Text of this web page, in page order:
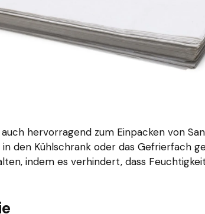
hervorragend zum Einpacken von
den Kühlschrank oder das Gefrierfach
indem es verhindert, dass